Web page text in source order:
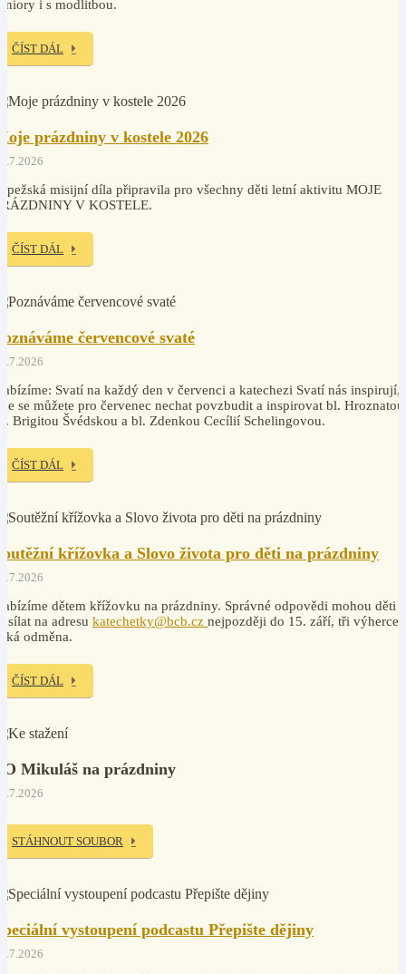
i s modlitbou.
ČÍST DÁL
prázdniny v kostele 2026
misijní díla připravila pro všechny děti letní aktivitu MOJE
V KOSTELE.
ČÍST DÁL
červencové svaté
Svatí na každý den v červenci a katechezi Svatí nás inspirují,
se můžete pro červenec nechat povzbudit a inspirovat bl.
Brigitou Švédskou a bl. Zdenkou Cecílií Schelingovou.
ČÍST DÁL
křížovka a Slovo života pro děti na prázdniny
dětem křížovku na prázdniny. Správné odpovědi mohou děti
na adresu katechetky@bcb.cz nejpozději do 15. září, tři výherce
odměna.
ČÍST DÁL
Mikuláš na prázdniny
STÁHNOUT SOUBOR
vystoupení podcastu Přepište dějiny